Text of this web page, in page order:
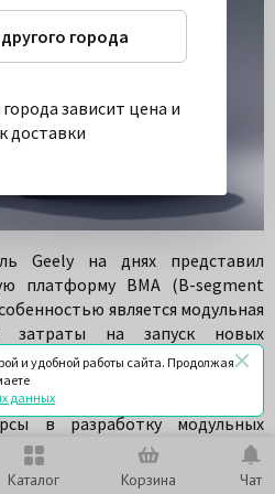
Каталог Корзина Чат
Geely на днях представил
платформу BMA (B-segment
является модульная
затраты на запуск новых
автомобильные компании все
в разработку модульных
сокращение времени
1,5 лет, вместо привычных 3-4
города
зависит цена и
доставки
и удобной работы сайта. Продолжая
данных